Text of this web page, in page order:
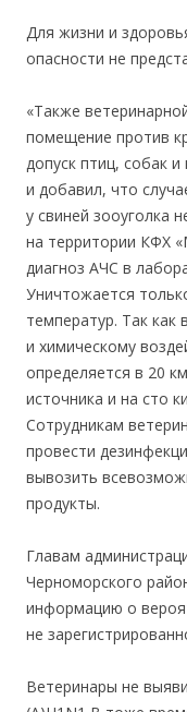
Для жизни и
опасности не
«Также
помещение против
допуск птиц, собак
и добавил, что
у свиней зооуголка
на территории КФХ
диагноз АЧС в
Уничтожается
температур. Так как
и химическому
определяется в 20
источника и на сто
Сотрудникам
провести
вывозить
продукты.
Главам
Черноморского
информацию о
не
Ветеринары не